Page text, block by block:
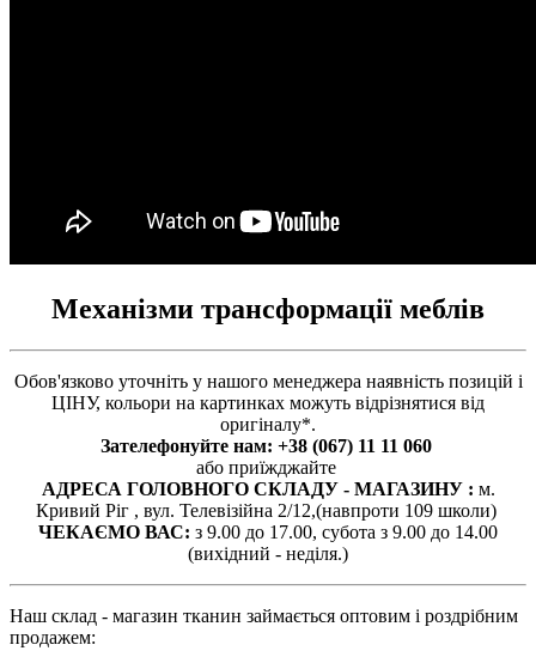
Механізми трансформації меблів
Обов'язково уточніть у нашого менеджера наявність позицій і
ЦІНУ, кольори на картинках можуть відрізнятися від
оригіналу*.
Зателефонуйте нам: +38 (067) 11 11 060
або приїжджайте
АДРЕСА ГОЛОВНОГО СКЛАДУ - МАГАЗИНУ : м.
Кривий Ріг , вул. Телевізійна 2/12,(навпроти 109 школи)
ЧЕКАЄМО ВАС: з 9.00 до 17.00, субота з 9.00 до 14.00
(вихідний - неділя.)
Наш склад - магазин тканин займається оптовим і роздрібним
продажем: